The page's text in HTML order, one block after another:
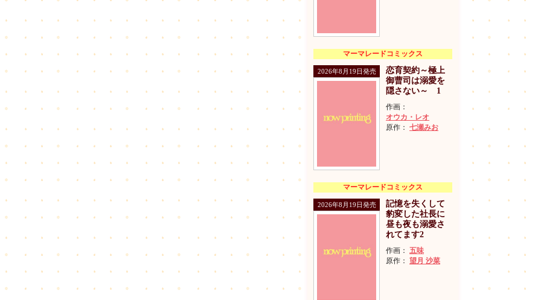
マーマレードコミックス
2026年8月19日発売
恋育契約～極上
御曹司は溺愛を
隠さない～ 1
作画：
オウカ・レオ
原作： 七瀬みお
マーマレードコミックス
2026年8月19日発売
記憶を失くして
豹変した社長に
昼も夜も溺愛さ
れてます2
作画： 五味
原作： 望月 沙菜